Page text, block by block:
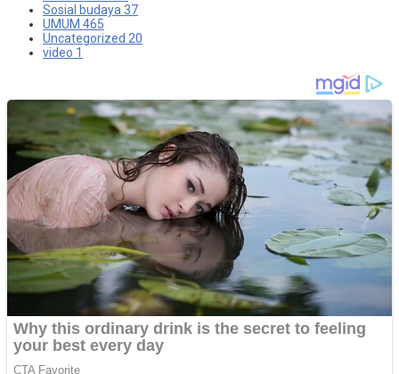
Sosial budaya37
UMUM 465
Uncategorized 20
video 1